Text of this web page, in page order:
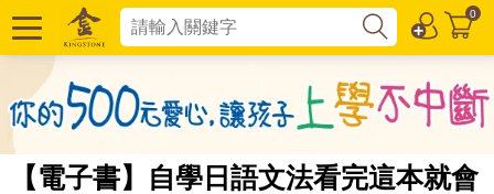
0
【電子書】自學日語文法看完這本就會